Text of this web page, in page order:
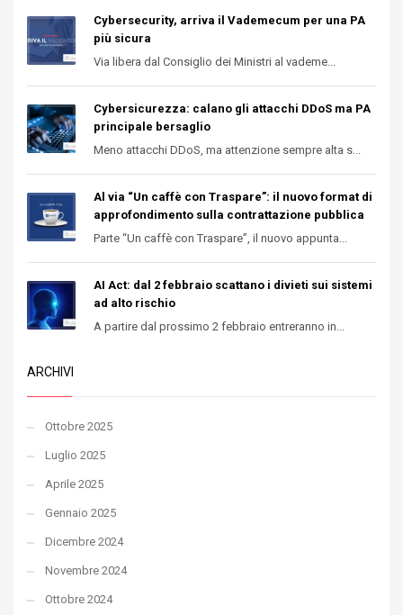
Cybersecurity, arriva il Vademecum per una PA
più sicura
Via libera dal Consiglio dei Ministri al vademe...
Cybersicurezza: calano gli attacchi DDoS ma PA
principale bersaglio
Meno attacchi DDoS, ma attenzione sempre alta s...
Al via “Un caffè con Traspare”: il nuovo format di
approfondimento sulla contrattazione pubblica
Parte “Un caffè con Traspare”, il nuovo appunta...
AI Act: dal 2 febbraio scattano i divieti sui sistemi
ad alto rischio
A partire dal prossimo 2 febbraio entreranno in...
ARCHIVI
Ottobre 2025
Luglio 2025
Aprile 2025
Gennaio 2025
Dicembre 2024
Novembre 2024
Ottobre 2024